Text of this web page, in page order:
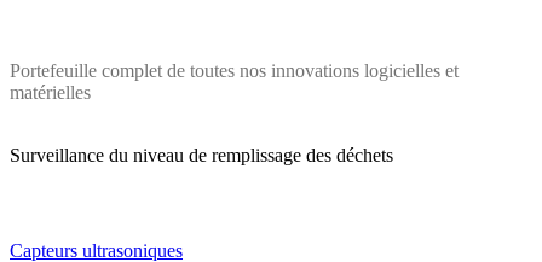
Portefeuille complet de toutes nos innovations logicielles et
matérielles
Surveillance du niveau de remplissage des déchets
Capteurs ultrasoniques